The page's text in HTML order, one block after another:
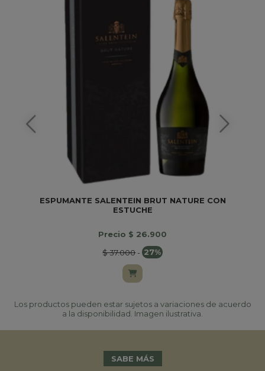
ESPUMANTE SALENTEIN BRUT NATURE CON
ESTUCHE
Precio $ 26.900
$ 37.000- 27%
Los productos pueden estar sujetos a variaciones de acuerdo
a la disponibilidad. Imagen ilustrativa.
SABE MÁS